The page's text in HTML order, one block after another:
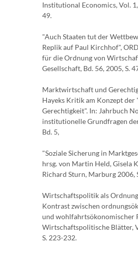
Institutional Economics, Vol.
49.
"Auch Staaten tut der
Replik auf Paul Kirchhof",
für die Ordnung von
Gesellschaft, Bd. 56, 2005, S.
Marktwirtschaft und
Hayeks Kritik am Konzept der
Gerechtigkeit". In: Jahrbuch
institutionelle Grundfragen
Bd. 5,
"Soziale Sicherung in
hrsg. von Martin Held, Gisela
Richard Sturn, Marburg 2006,
Wirtschaftspolitik als
Kontrast zwischen
und wohlfahrtsökonomischer
Wirtschaftspolitische Blätter,
S. 223-232.